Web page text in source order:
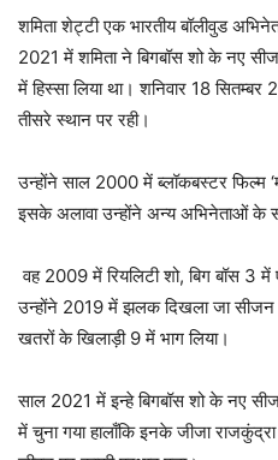
शमिता शेट्टी एक भारतीय बॉलीवुड
2021 में शमिता ने बिगबॉस शो के नए
में हिस्सा लिया था। शनिवार 18
तीसरे स्थान पर रही।
उन्होंने साल 2000 में ब्लॉकबस्टर फिल्म
इसके अलावा उन्होंने अन्य अभिनेताओं
वह 2009 में रियलिटी शो, बिग बॉस 3 में
उन्होंने 2019 में झलक दिखला जा
खतरों के खिलाड़ी 9 में भाग लिया।
साल 2021 में इन्हे बिगबॉस शो के नए
में चुना गया हालाँकि इनके जीजा